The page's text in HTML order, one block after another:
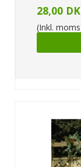
28,00
(Inkl.